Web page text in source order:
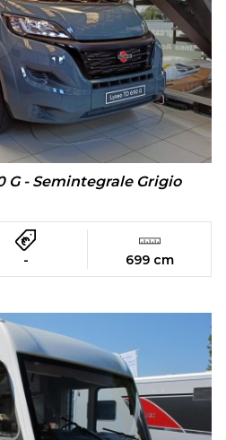
G - Semintegrale Grigio
- 699 cm